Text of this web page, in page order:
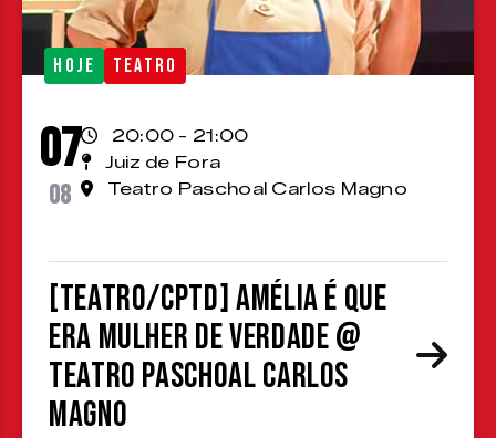
HOJE TEATRO
07
08
20:00 - 21:00
Juiz de Fora
Teatro Paschoal Carlos Magno
[TEATRO/CPTD] Amélia é que
era mulher de verdade @
Teatro Paschoal Carlos
Magno